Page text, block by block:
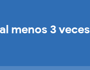
menos 3 veces